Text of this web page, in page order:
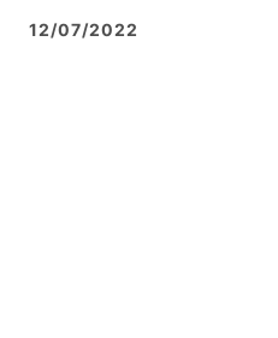
12/07/2022